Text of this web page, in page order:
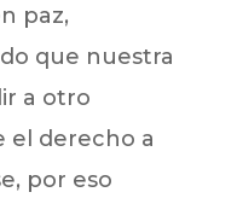
paz,
que nuestra
a otro
el derecho a
por eso